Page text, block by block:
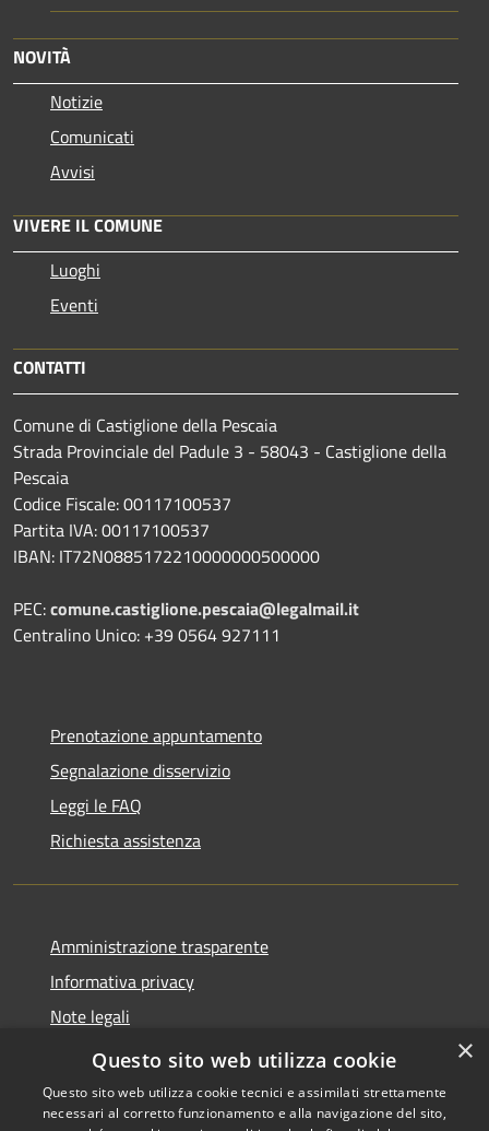
NOVITÀ
Notizie
Comunicati
Avvisi
VIVERE IL COMUNE
Luoghi
Eventi
CONTATTI
Comune di Castiglione della Pescaia
Strada Provinciale del Padule 3 - 58043 - Castiglione della
Pescaia
Codice Fiscale: 00117100537
Partita IVA: 00117100537
IBAN: IT72N0885172210000000500000
PEC:comune.castiglione.pescaia@legalmail.it
Centralino Unico: +39 0564 927111
Prenotazione appuntamento
Segnalazione disservizio
Leggi le FAQ
Richiesta assistenza
Amministrazione trasparente
Informativa privacy
Note legali
Dichiarazione di accessibilità
×
Questo sito web utilizza cookie
Questo sito web utilizza cookie tecnici e assimilati strettamente
necessari al corretto funzionamento e alla navigazione del sito,